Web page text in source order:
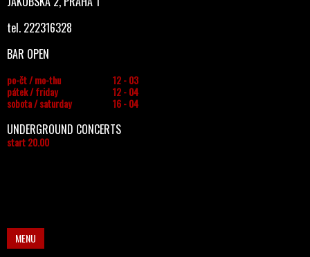
tel. 222316328
BAR OPEN
po-čt / mo-thu
12 - 03
pátek / friday
12 - 04
sobota / saturday
16 - 04
UNDERGROUND CONCERTS
start 20.00
MENU